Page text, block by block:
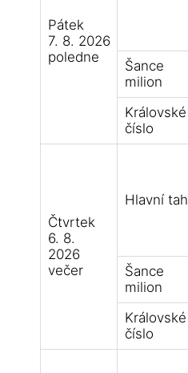
Pátek
7. 8. 2026
poledne
Šance
milion
Královské
číslo
Čtvrtek
6. 8.
2026
večer
Hlavní tah
Šance
milion
Královské
číslo